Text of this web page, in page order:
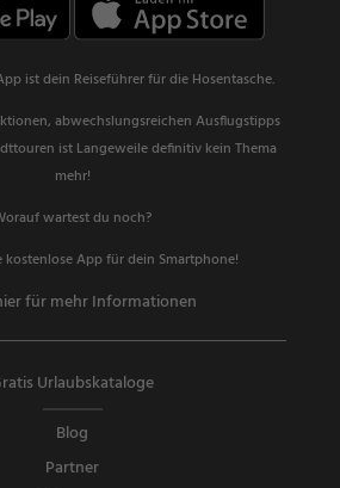
ist dein Reiseführer für die Hosentasche.
abwechslungsreichen Ausflugstipps
ist Langeweile definitiv kein Thema
mehr!
wartest du noch?
App für dein Smartphone!
für mehr Informationen
Urlaubskataloge
Blog
Partner